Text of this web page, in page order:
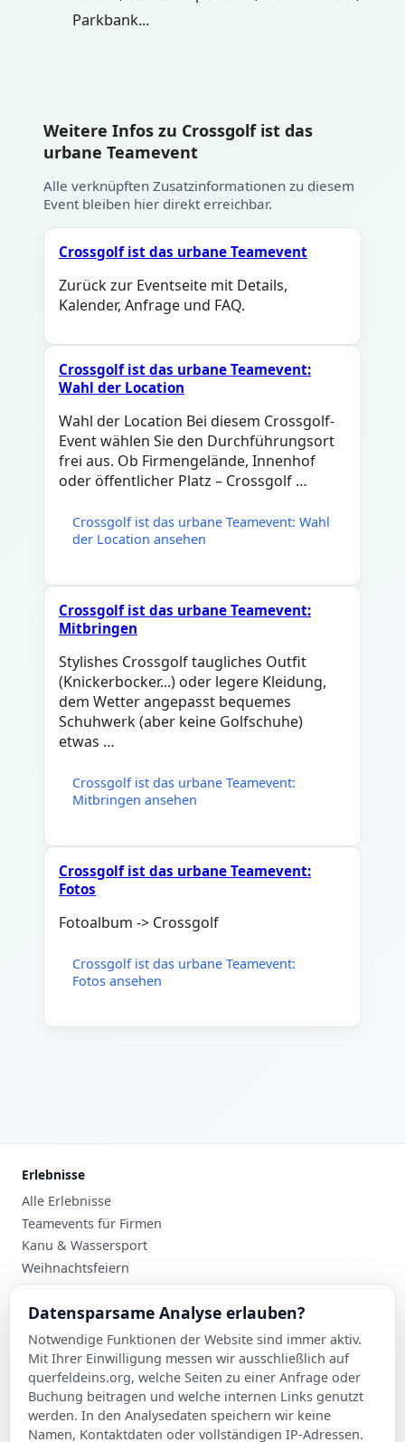
Parkbank...
Weitere Infos zu Crossgolf ist das
urbane Teamevent
Alle verknüpften Zusatzinformationen zu diesem
Event bleiben hier direkt erreichbar.
Crossgolf ist das urbane Teamevent
Zurück zur Eventseite mit Details,
Kalender, Anfrage und FAQ.
Crossgolf ist das urbane Teamevent:
Wahl der Location
Wahl der Location Bei diesem Crossgolf-
Event wählen Sie den Durchführungsort
frei aus. Ob Firmengelände, Innenhof
oder öffentlicher Platz – Crossgolf …
Crossgolf ist das urbane Teamevent: Wahl
der Location ansehen
Crossgolf ist das urbane Teamevent:
Mitbringen
Stylishes Crossgolf taugliches Outfit
(Knickerbocker...) oder legere Kleidung,
dem Wetter angepasst bequemes
Schuhwerk (aber keine Golfschuhe)
etwas …
Crossgolf ist das urbane Teamevent:
Mitbringen ansehen
Crossgolf ist das urbane Teamevent:
Fotos
Fotoalbum -> Crossgolf
Crossgolf ist das urbane Teamevent:
Fotos ansehen
Erlebnisse
Alle Erlebnisse
Teamevents für Firmen
Kanu & Wassersport
Weihnachtsfeiern
Planung
Events nach Stadt
Suche
Kontakt
Über Querfeldeins
Rechtliches
Datensparsame Analyse erlauben?
Notwendige Funktionen der Website sind immer aktiv.
Mit Ihrer Einwilligung messen wir ausschließlich auf
querfeldeins.org, welche Seiten zu einer Anfrage oder
Buchung beitragen und welche internen Links genutzt
werden. In den Analysedaten speichern wir keine
Namen, Kontaktdaten oder vollständigen IP-Adressen.